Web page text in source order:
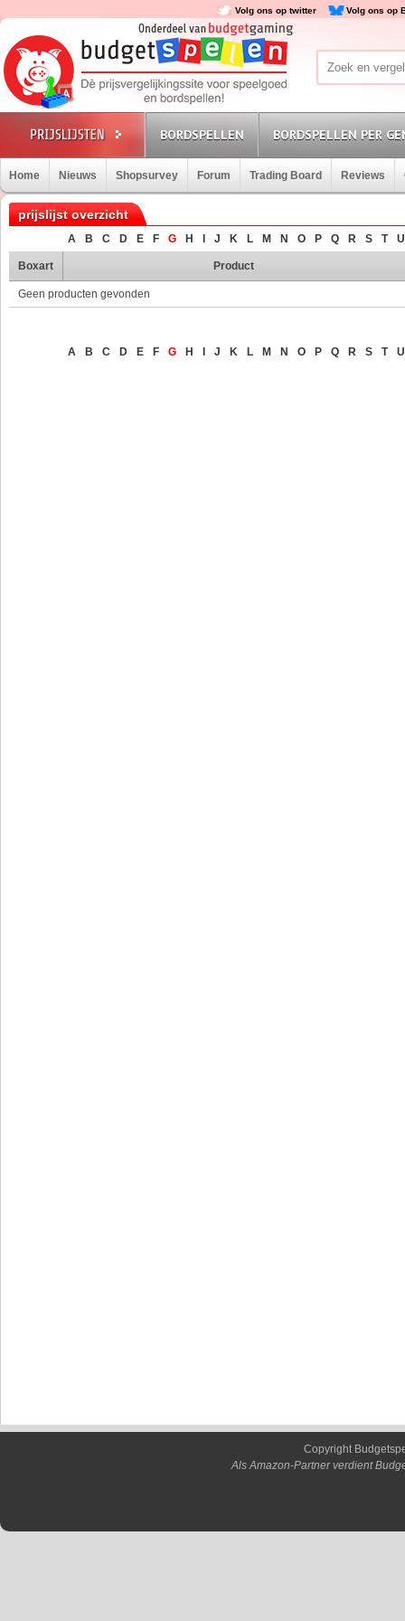
Volg ons op twitter Volg ons op
BORDSPELLEN BORDSPELLEN PER
Home Nieuws Shopsurvey Forum Trading Board Reviews
prijslijst overzicht
A B C D E F G H J K L M N O P Q R S T U
Boxart Product
Geen producten gevonden
A B C D E F G H J K L M N O P Q R S T U
Copyright
Als Amazon-Partner verdient